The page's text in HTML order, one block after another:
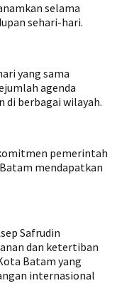
selama
sehari-hari.
yang sama
agenda
di berbagai wilayah.
pemerintah
mendapatkan
Safrudin
dan ketertiban
Batam yang
internasional